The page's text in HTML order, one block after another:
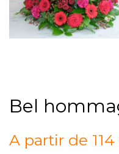
Bel
A partir de